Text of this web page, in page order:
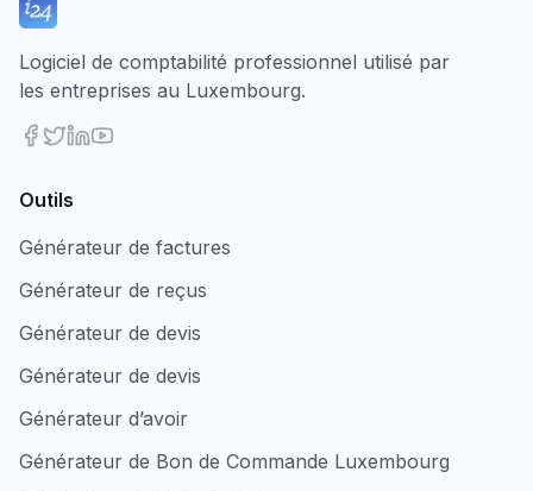
Logiciel de comptabilité professionnel utilisé par
les entreprises au Luxembourg.
Outils
Générateur de factures
Générateur de reçus
Générateur de devis
Générateur de devis
Générateur d’avoir
Générateur de Bon de Commande Luxembourg